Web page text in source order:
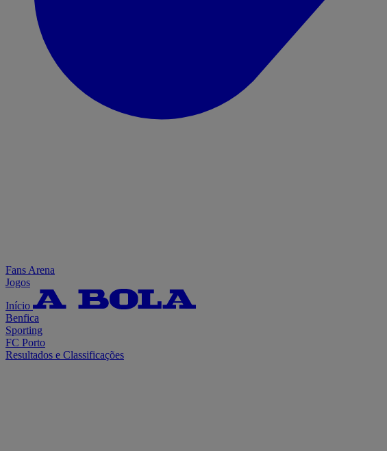
Fans Arena
Jogos
Início
Benfica
Sporting
FC Porto
Resultados e Classificações